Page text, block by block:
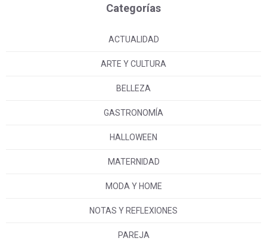
Categorías
ACTUALIDAD
ARTE Y CULTURA
BELLEZA
GASTRONOMÍA
HALLOWEEN
MATERNIDAD
MODA Y HOME
NOTAS Y REFLEXIONES
PAREJA